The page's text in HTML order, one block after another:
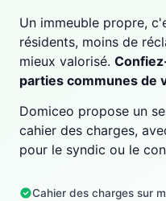
Un immeuble propre,
résidents, moins de
mieux valorisé.
parties communes de
Domiceo propose un
cahier des charges,
pour le syndic ou le
Cahier des charges sur